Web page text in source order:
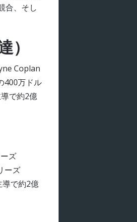
合、そし
）
Coplan
400万ドル
で約2億
ズ
ーズ
で約2億